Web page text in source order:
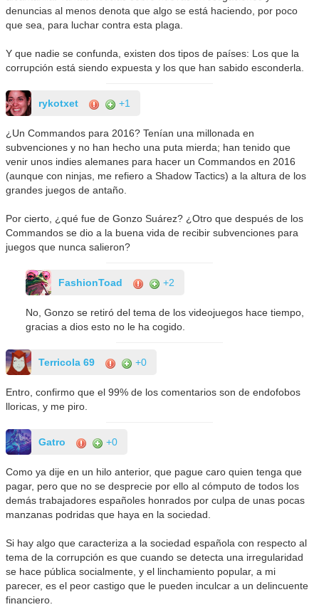
denuncias al menos denota que algo se está haciendo, por poco
que sea, para luchar contra esta plaga.
Y que nadie se confunda, existen dos tipos de países: Los que la
corrupción está siendo expuesta y los que han sabido esconderla.
rykotxet +1
¿Un Commandos para 2016? Tenían una millonada en
subvenciones y no han hecho una puta mierda; han tenido que
venir unos indies alemanes para hacer un Commandos en 2016
(aunque con ninjas, me refiero a Shadow Tactics) a la altura de los
grandes juegos de antaño.
Por cierto, ¿qué fue de Gonzo Suárez? ¿Otro que después de los
Commandos se dio a la buena vida de recibir subvenciones para
juegos que nunca salieron?
FashionToad +2
No, Gonzo se retiró del tema de los videojuegos hace tiempo,
gracias a dios esto no le ha cogido.
Terricola 69 +0
Entro, confirmo que el 99% de los comentarios son de endofobos
lloricas, y me piro.
Gatro +0
Como ya dije en un hilo anterior, que pague caro quien tenga que
pagar, pero que no se desprecie por ello al cómputo de todos los
demás trabajadores españoles honrados por culpa de unas pocas
manzanas podridas que haya en la sociedad.
Si hay algo que caracteriza a la sociedad española con respecto al
tema de la corrupción es que cuando se detecta una irregularidad
se hace pública socialmente, y el linchamiento popular, a mi
parecer, es el peor castigo que le pueden inculcar a un delincuente
financiero.